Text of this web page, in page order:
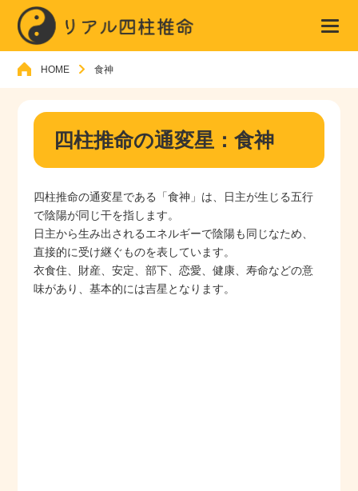
HOME 食神
四柱推命の通変星：食神
四柱推命の通変星である「食神」は、日主が生じる五行
で陰陽が同じ干を指します。
日主から生み出されるエネルギーで陰陽も同じなため、
直接的に受け継ぐものを表しています。
衣食住、財産、安定、部下、恋愛、健康、寿命などの意
味があり、基本的には吉星となります。